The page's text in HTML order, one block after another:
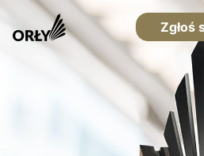
Zgłoś